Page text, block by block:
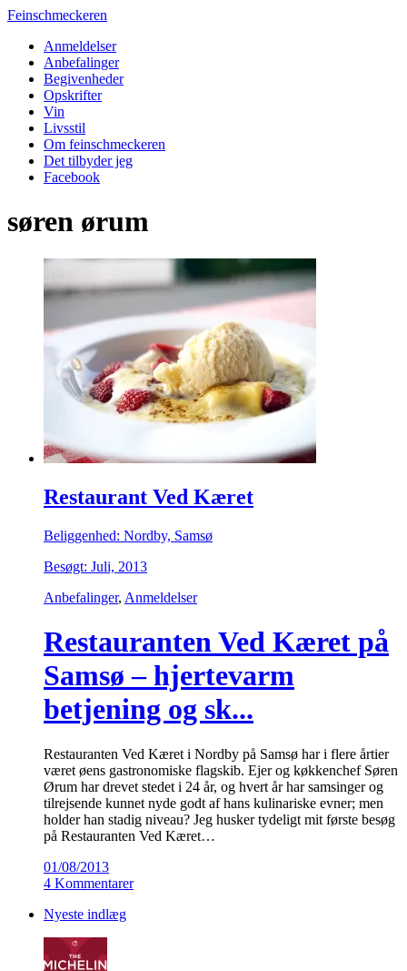
Feinschmeckeren
Anmeldelser
Anbefalinger
Begivenheder
Opskrifter
Vin
Livsstil
Om feinschmeckeren
Det tilbyder jeg
Facebook
søren ørum
Restaurant Ved Kæret
Beliggenhed: Nordby, Samsø
Besøgt: Juli, 2013
Anbefalinger, Anmeldelser
Restauranten Ved Kæret på
Samsø – hjertevarm
betjening og sk...
Restauranten Ved Kæret i Nordby på Samsø har i flere årtier
været øens gastronomiske flagskib. Ejer og køkkenchef Søren
Ørum har drevet stedet i 24 år, og hvert år har samsinger og
tilrejsende kunnet nyde godt af hans kulinariske evner; men
holder han stadig niveau? Jeg husker tydeligt mit første besøg
på Restauranten Ved Kæret…
01/08/2013
4 Kommentarer
Nyeste indlæg